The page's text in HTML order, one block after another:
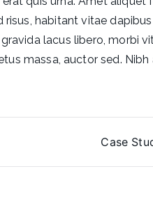
habitant vitae
lacus libero, morbi
massa, auctor sed.
Case